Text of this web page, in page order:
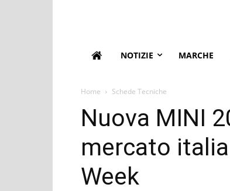
NOTIZIE MARCHE
Home Schede Tecniche
Nuova MINI
mercato
Week